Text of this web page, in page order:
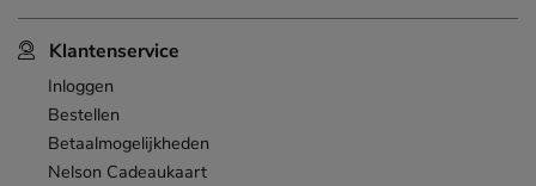
Klantenservice
Inloggen
Bestellen
Betaalmogelijkheden
Nelson Cadeaukaart